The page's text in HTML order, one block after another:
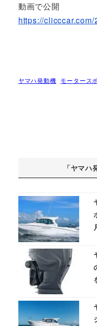
動画で公開
https://
ヤマハ発動機 モータース
「ヤマ